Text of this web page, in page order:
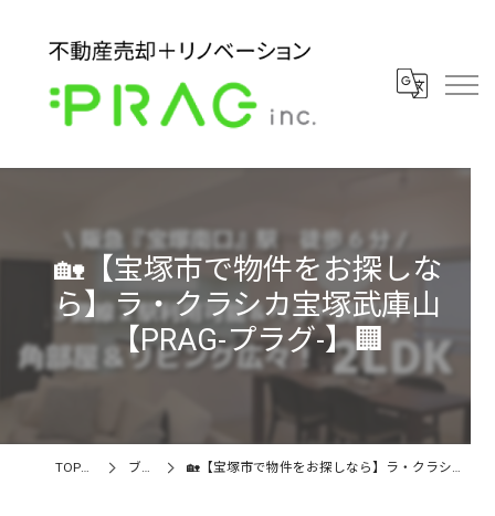
🏡【宝塚市で物件をお探しな
ら】ラ・クラシカ宝塚武庫山
【PRAG-プラグ-】🏢
TOPページ ブログ 🏡【宝塚市で物件をお探しなら】ラ・クラシカ宝塚武庫山【PRAG-プラグ-】🏢